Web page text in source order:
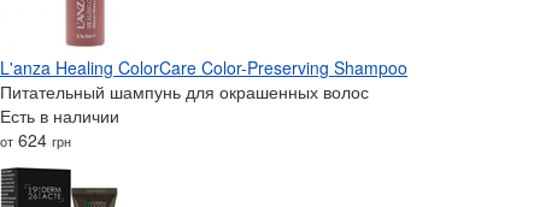
L'anza Healing ColorCare Color-Preserving Shampoo
Питательный шампунь для окрашенных волос
Есть в наличии
от 624 грн